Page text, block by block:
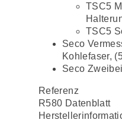
TSC5
TSC5
Seco
Kohlefaser,
Seco
Referenz
R580 Datenblatt